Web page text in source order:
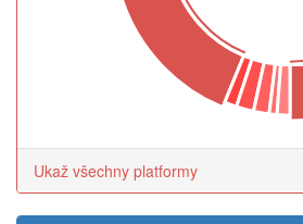
Ukaž všechny platformy